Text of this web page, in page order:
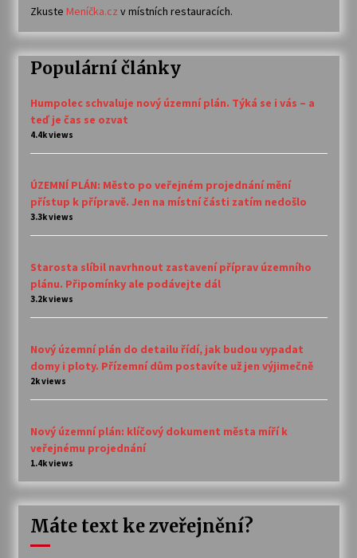
Zkuste Meníčka.cz v místních restauracích.
Populární články
Humpolec schvaluje nový územní plán. Týká se i vás – a
teď je čas se ozvat
4.4k views
ÚZEMNÍ PLÁN: Město po veřejném projednání mění
přístup k přípravě. Jen na místní části zatím nedošlo
3.3k views
Starosta slíbil navrhnout zastavení příprav územního
plánu. Připomínky ale podávejte dál
3.2k views
Nový územní plán do detailu řídí, jak budou vypadat
domy i ploty. Přízemní dům postavíte už jen výjimečně
2k views
Nový územní plán: klíčový dokument města míří k
veřejnému projednání
1.4k views
Máte text ke zveřejnění?